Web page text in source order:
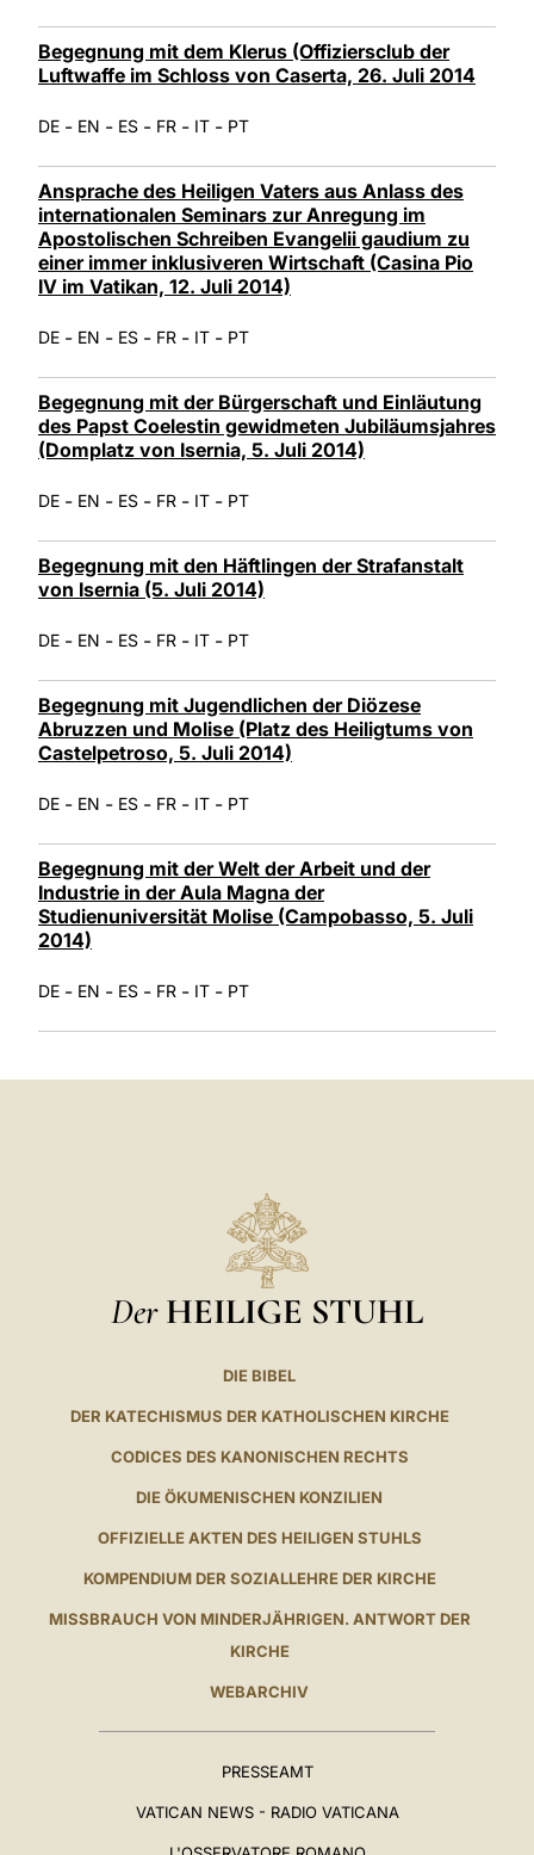
Begegnung mit dem Klerus (Offiziersclub der
Luftwaffe im Schloss von Caserta, 26. Juli 2014
DE - EN - ES - FR - IT - PT
Ansprache des Heiligen Vaters aus Anlass des
internationalen Seminars zur Anregung im
Apostolischen Schreiben Evangelii gaudium zu
einer immer inklusiveren Wirtschaft (Casina Pio
IV im Vatikan, 12. Juli 2014)
DE - EN - ES - FR - IT - PT
Begegnung mit der Bürgerschaft und Einläutung
des Papst Coelestin gewidmeten Jubiläumsjahres
(Domplatz von Isernia, 5. Juli 2014)
DE - EN - ES - FR - IT - PT
Begegnung mit den Häftlingen der Strafanstalt
von Isernia (5. Juli 2014)
DE - EN - ES - FR - IT - PT
Begegnung mit Jugendlichen der Diözese
Abruzzen und Molise (Platz des Heiligtums von
Castelpetroso, 5. Juli 2014)
DE - EN - ES - FR - IT - PT
Begegnung mit der Welt der Arbeit und der
Industrie in der Aula Magna der
Studienuniversität Molise (Campobasso, 5. Juli
2014)
DE - EN - ES - FR - IT - PT
Der HEILIGE STUHL
DIE BIBEL
DER KATECHISMUS DER KATHOLISCHEN KIRCHE
CODICES DES KANONISCHEN RECHTS
DIE ÖKUMENISCHEN KONZILIEN
OFFIZIELLE AKTEN DES HEILIGEN STUHLS
KOMPENDIUM DER SOZIALLEHRE DER KIRCHE
MISSBRAUCH VON MINDERJÄHRIGEN. ANTWORT DER
KIRCHE
WEBARCHIV
PRESSEAMT
VATICAN NEWS - RADIO VATICANA